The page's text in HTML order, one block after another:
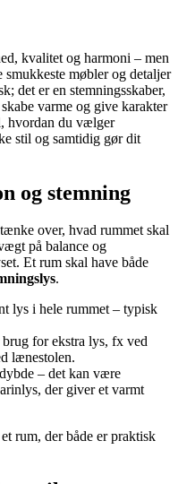
kvalitet og harmoni – men
smukkeste møbler og detaljer
det er en stemningsskaber,
varme og give karakter
hvordan du vælger
stil og samtidig gør dit
og stemning
over, hvad rummet skal
på balance og
Et rum skal have både
.
lys i hele rummet – typisk
for ekstra lys, fx ved
lænestolen.
– det kan være
der giver et varmt
rum, der både er praktisk